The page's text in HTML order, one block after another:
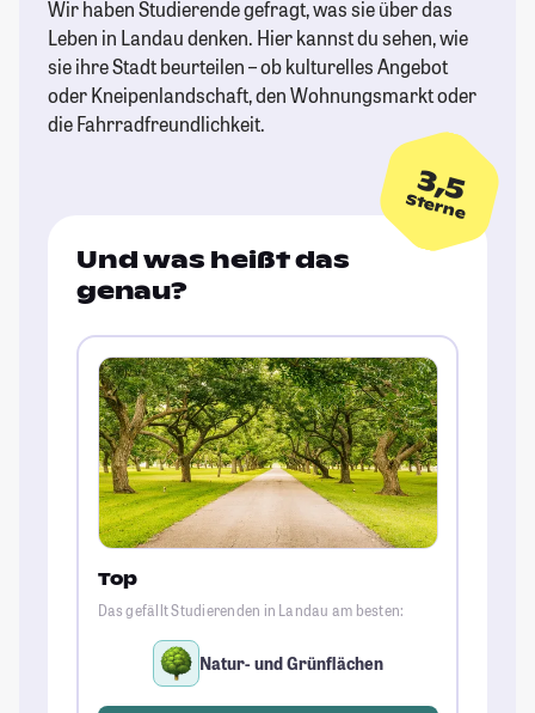
Wir haben Studierende gefragt, was sie über das
Leben in Landau denken. Hier kannst du sehen, wie
sie ihre Stadt beurteilen – ob kulturelles Angebot
oder Kneipenlandschaft, den Wohnungsmarkt oder
die Fahrradfreundlichkeit.
3,5
Sterne
Und was heißt das
genau?
Top
Das gefällt Studierenden in Landau am besten:
Natur- und Grünflächen